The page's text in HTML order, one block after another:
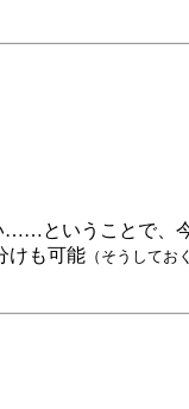
……ということで、
けも可能 （そうしてお